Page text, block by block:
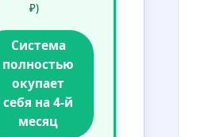
₽)
Система
полностью
окупает
себя на 4-й
месяц